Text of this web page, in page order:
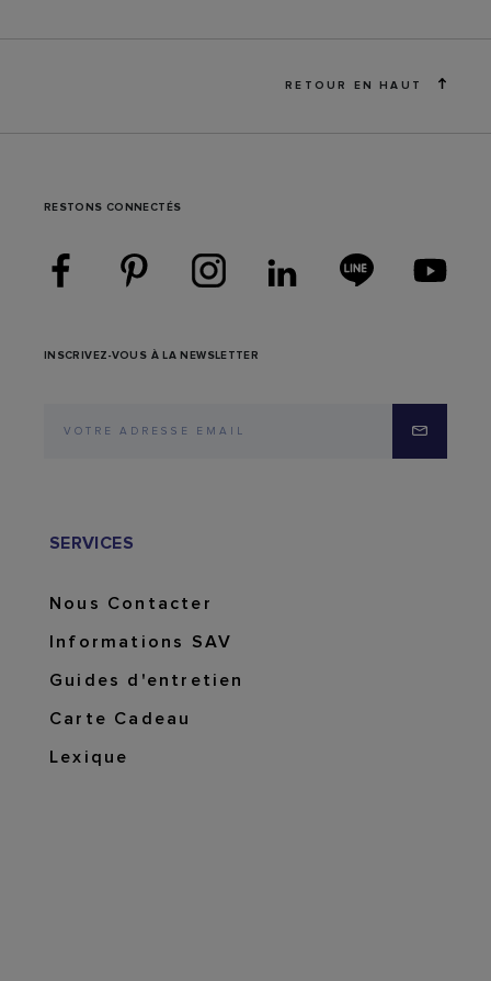
RETOUR EN HAUT
RESTONS CONNECTÉS
INSCRIVEZ-VOUS À LA NEWSLETTER
SERVICES
Nous Contacter
Informations SAV
Guides d'entretien
Carte Cadeau
Lexique